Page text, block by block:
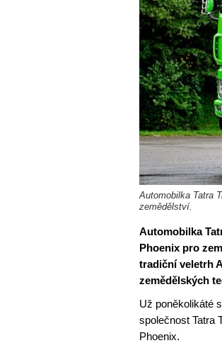
Automobilka Tatra
zemědělství.
Automobilka
Phoenix pro
tradiční veletrh
zemědělských
Už poněkolikáté
společnost Tatra
Phoenix.